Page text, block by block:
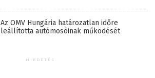
Az OMV Hungária határozatlan időre
leállította autómosóinak működését
HIRDETÉS